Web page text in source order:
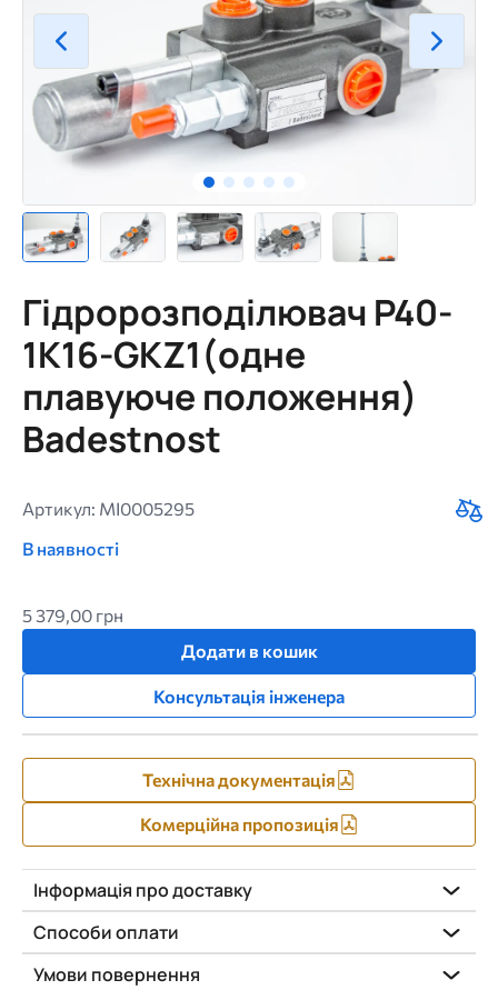
Гідророзподілювач P40-
1K16-GKZ1(одне
плавуюче положення)
Badestnost
Артикул: MI0005295
В наявності
5 379,00 грн
Додати в кошик
Консультація інженера
Технічна документація
Комерційна пропозиція
Інформація про доставку
Способи оплати
Умови повернення